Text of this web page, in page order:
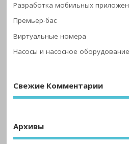
Разработка мобильных
Премьер-бас
Виртуальные номера
Насосы и насосное оборудование
Свежие Комментарии
Архивы